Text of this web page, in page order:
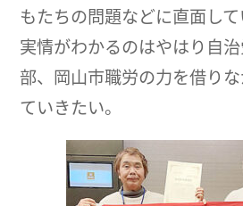
もたちの問題などに直面し
実情がわかるのはやはり自
部、岡山市職労の力を借り
ていきたい。